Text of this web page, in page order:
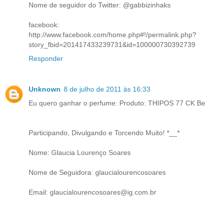
Nome de seguidor do Twitter: @gabbizinhaks
facebook:
http://www.facebook.com/home.php#!/permalink.php?
story_fbid=201417433239731&id=100000730392739
Responder
Unknown 8 de julho de 2011 às 16:33
Eu quero ganhar o perfume: Produto: THIPOS 77 CK Be
Participando, Divulgando e Torcendo Muito! *__*
Nome: Glaucia Lourenço Soares
Nome de Seguidora: glaucialourencosoares
Email: glaucialourencosoares@ig.com.br